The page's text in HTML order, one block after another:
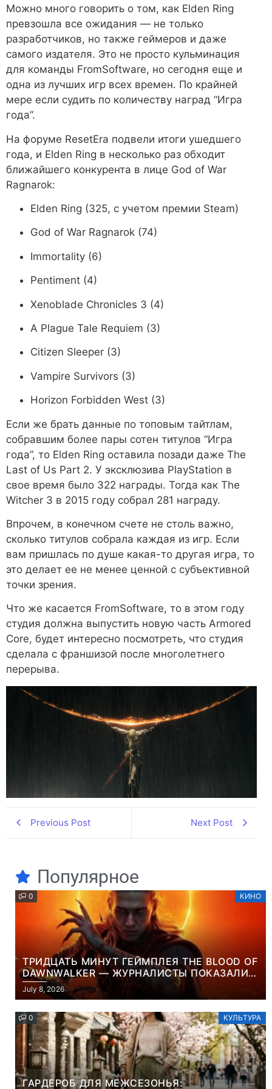
Можно много говорить о том, как Elden Ring
превзошла все ожидания — не только
разработчиков, но также геймеров и даже
самого издателя. Это не просто кульминация
для команды FromSoftware, но сегодня еще и
одна из лучших игр всех времен. По крайней
мере если судить по количеству наград “Игра
года”.
На форуме ResetEra подвели итоги ушедшего
года, и Elden Ring в несколько раз обходит
ближайшего конкурента в лице God of War
Ragnarok:
Elden Ring (325, с учетом премии Steam)
God of War Ragnarok (74)
Immortality (6)
Pentiment (4)
Xenoblade Chronicles 3 (4)
A Plague Tale Requiem (3)
Citizen Sleeper (3)
Vampire Survivors (3)
Horizon Forbidden West (3)
Если же брать данные по топовым тайтлам,
собравшим более пары сотен титулов “Игра
года”, то Elden Ring оставила позади даже The
Last of Us Part 2. У эксклюзива PlayStation в
свое время было 322 награды. Тогда как The
Witcher 3 в 2015 году собрал 281 награду.
Впрочем, в конечном счете не столь важно,
сколько титулов собрала каждая из игр. Если
вам пришлась по душе какая-то другая игра, то
это делает ее не менее ценной с субъективной
точки зрения.
Что же касается FromSoftware, то в этом году
студия должна выпустить новую часть Armored
Core, будет интересно посмотреть, что студия
сделала с франшизой после многолетнего
перерыва.
Previous Post Next Post
Популярное
0 КИНО
ТРИДЦАТЬ МИНУТ ГЕЙМПЛЕЯ THE BLOOD OF
DAWNWALKER — ЖУРНАЛИСТЫ ПОКАЗАЛИ
НАЧАЛО НОВОЙ ИГРЫ ОТ ВЕТЕРАНОВ CD
PROJEKT RED
July 8, 2026
0 КУЛЬТУРА
ГАРДЕРОБ ДЛЯ МЕЖСЕЗОНЬЯ: